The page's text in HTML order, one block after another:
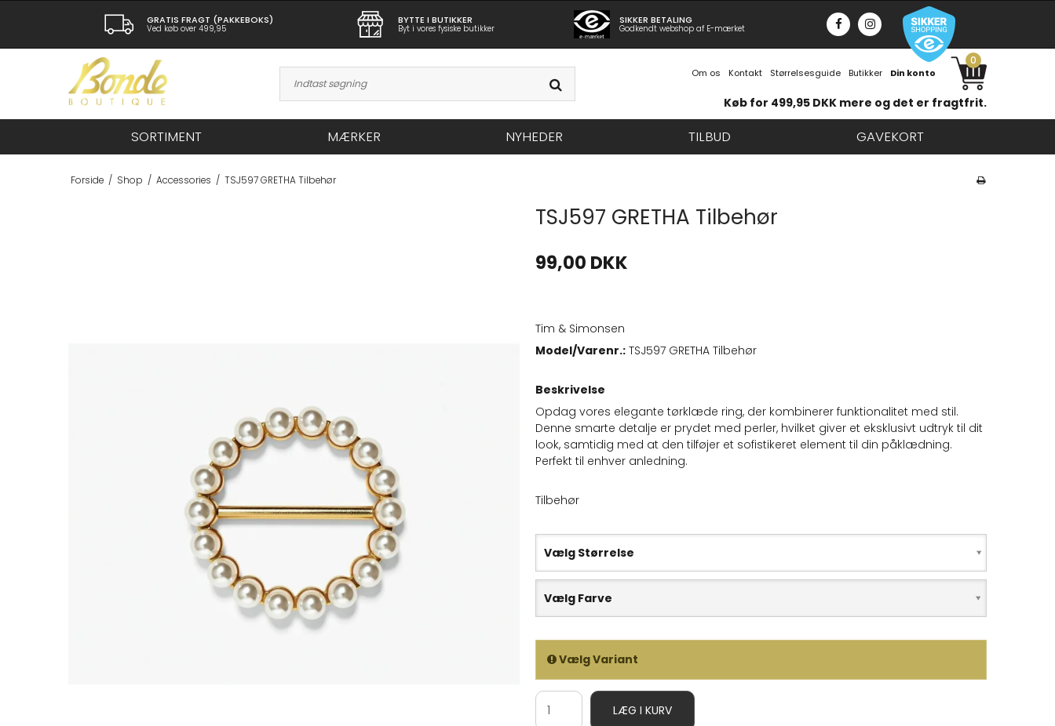
GRATIS FRAGT (PAKKEBOKS)
Ved køb over 499,95
BYTTE I BUTIKKER
Byt i vores fysiske butikker
SIKKER BETALING
Godkendt webshop af E-mærket
Om os Kontakt Størrelsesguide Butikker Din konto
0
Køb for 499,95 DKK mere og det er fragtfrit.
SORTIMENT MÆRKER NYHEDER TILBUD GAVEKORT
Forside / Shop / Accessories / TSJ597 GRETHA Tilbehør
TSJ597 GRETHA Tilbehør
99,00 DKK
Tim & Simonsen
Model/Varenr.: TSJ597 GRETHA Tilbehør
Beskrivelse
Opdag vores elegante tørklæde ring, der kombinerer funktionalitet med stil.
Denne smarte detalje er prydet med perler, hvilket giver et eksklusivt udtryk til dit
look, samtidig med at den tilføjer et sofistikeret element til din påklædning.
Perfekt til enhver anledning.
Tilbehør
Vælg Størrelse
Vælg Farve
Vælg Variant
LÆG I KURV